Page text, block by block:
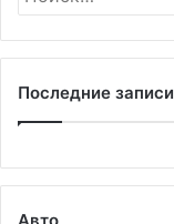
Последние записи